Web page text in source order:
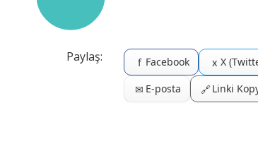
Paylaş: f Facebook x X
✉ E-posta 🔗Linki